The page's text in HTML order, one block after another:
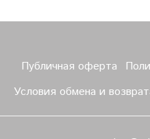
Публичная оферта
Условия обмена и